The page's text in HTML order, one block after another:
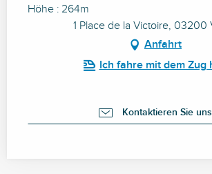
Höhe : 264m
1 Place de la Victoire, 03200
Anfahrt
Ich fahre mit dem Zug
Kontaktieren Sie uns